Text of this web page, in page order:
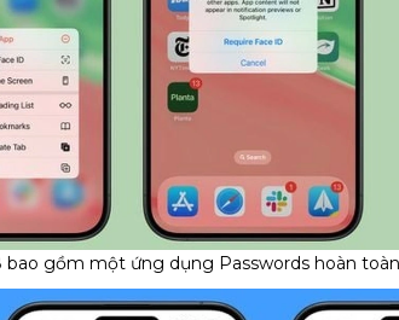
bao gồm một ứng dụng Passwords hoàn